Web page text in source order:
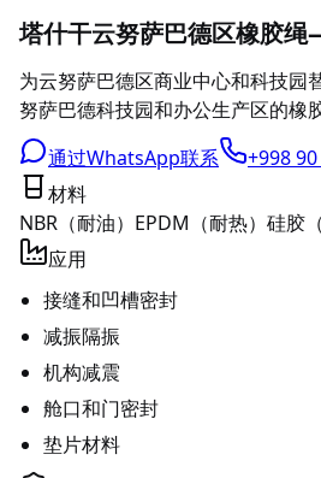
塔什干云努萨巴德区橡胶
为云努萨巴德区商业中心和科技园
努萨巴德科技园和办公生产区的橡
通过WhatsApp联系
+998
材料
NBR（耐油） EPDM（耐热） 硅胶
应用
接缝和凹槽密封
减振隔振
机构减震
舱口和门密封
垫片材料